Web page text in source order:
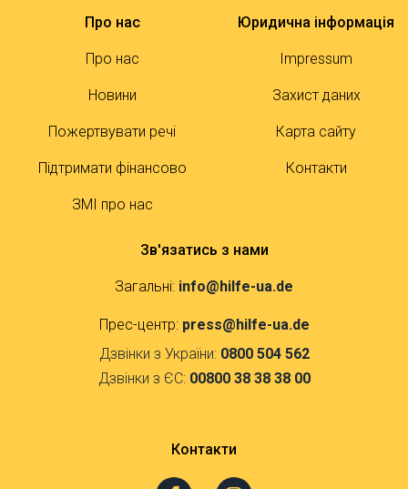
Про нас
Про нас
Новини
Пожертвувати речі
Підтримати фінансово
ЗМІ про нас
Юридична інформація
Impressum
Захист даних
Карта сайту
Контакти
Зв'язатись з нами
Загальні: info@hilfe-ua.de
Прес-центр: press@hilfe-ua.de
Дзвінки з України: 0800 504 562
Дзвінки з ЄС: 00800 38 38 38 00
Контакти